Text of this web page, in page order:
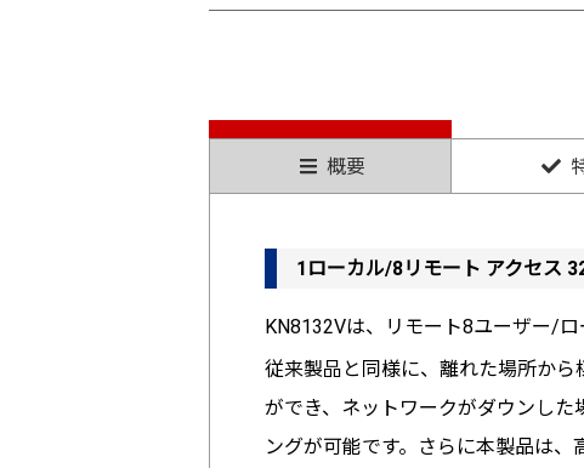
概要
1ローカル/8リモート アクセス
KN8132Vは、リモート8ユーザー/
従来製品と同様に、離れた場所か
ができ、ネットワークがダウンした
ングが可能です。さらに本製品は